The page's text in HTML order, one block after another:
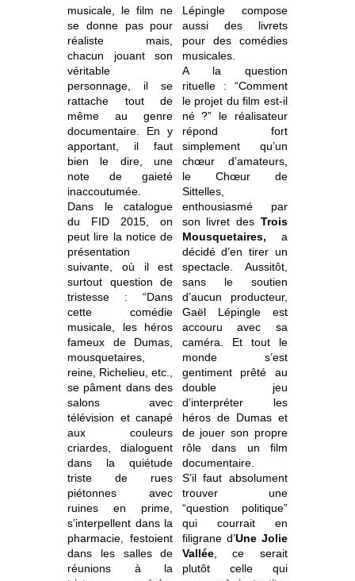
musicale, le film ne
se donne pas pour
réaliste mais,
chacun jouant son
véritable
personnage, il se
rattache tout de
même au genre
documentaire. En y
apportant, il faut
bien le dire, une
note de gaieté
inaccoutumée.
Dans le catalogue
du FID 2015, on
peut lire la notice de
présentation
suivante, où il est
surtout question de
tristesse : “Dans
cette comédie
musicale, les héros
fameux de Dumas,
mousquetaires,
reine, Richelieu, etc.,
se pâment dans des
salons avec
télévision et canapé
aux couleurs
criardes, dialoguent
dans la quiétude
triste de rues
piétonnes avec
ruines en prime,
s’interpellent dans la
pharmacie, festoient
dans les salles de
réunions à la
Lépingle compose
aussi des livrets
pour des comédies
musicales.
A la question
rituelle : “Comment
le projet du film est-il
né ?” le réalisateur
répond fort
simplement qu’un
chœur d’amateurs,
le Chœur de
Sittelles,
enthousiasmé par
son livret des Trois
Mousquetaires, a
décidé d’en tirer un
spectacle. Aussitôt,
sans le soutien
d’aucun producteur,
Gaël Lépingle est
accouru avec sa
caméra. Et tout le
monde s’est
gentiment prêté au
double jeu
d’interpréter les
héros de Dumas et
de jouer son propre
rôle dans un film
documentaire.
S’il faut absolument
trouver une
“question politique”
qui courrait en
filigrane d’Une Jolie
Vallée, ce serait
plutôt celle qui